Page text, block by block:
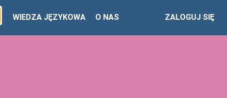
WIEDZA JĘZYKOWA O NAS ZALOGUJ SIĘ